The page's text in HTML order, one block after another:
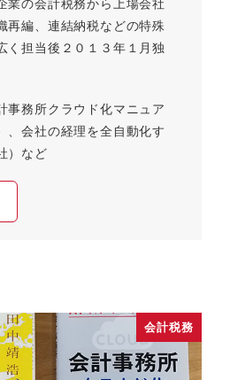
再編、連結納税などの特殊
く担当後２０１３年１月独
事務所クラウド化マニュア
、会社の経理を全自動化す
）など
会計税務